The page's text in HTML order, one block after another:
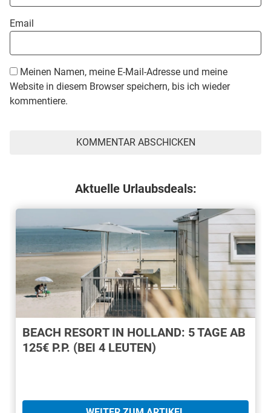
Email
Meinen Namen, meine E-Mail-Adresse und meine
Website in diesem Browser speichern, bis ich wieder
kommentiere.
Aktuelle Urlaubsdeals:
BEACH RESORT IN HOLLAND: 5 TAGE AB
125€ P.P. (BEI 4 LEUTEN)